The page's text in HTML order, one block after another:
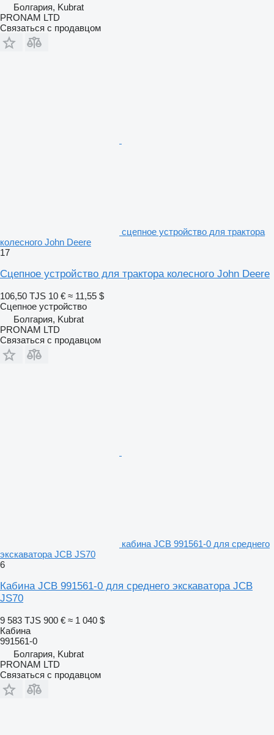
Болгария, Kubrat
PRONAM LTD
Связаться с продавцом
сцепное устройство для трактора
колесного John Deere
17
Сцепное устройство для трактора колесного John Deere
106,50 TJS 10 € ≈ 11,55 $
Сцепное устройство
Болгария, Kubrat
PRONAM LTD
Связаться с продавцом
кабина JCB 991561-0 для среднего
экскаватора JCB JS70
6
Кабина JCB 991561-0 для среднего экскаватора JCB
JS70
9 583 TJS 900 € ≈ 1 040 $
Кабина
991561-0
Болгария, Kubrat
PRONAM LTD
Связаться с продавцом